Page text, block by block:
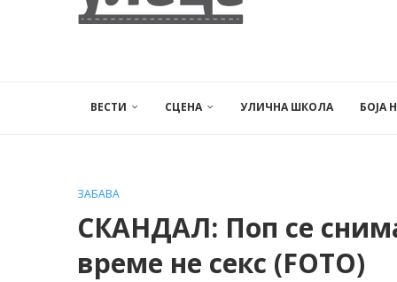
ВЕСТИ СЦЕНА УЛИЧНА ШКОЛА БОЈА
ЗАБАВА
СКАНДАЛ: Поп се
време не секс (FOTO)